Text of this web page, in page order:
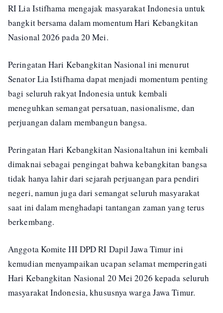
RI Lia Istifhama mengajak masyarakat Indonesia untuk
bangkit bersama dalam momentum Hari Kebangkitan
Nasional 2026 pada 20 Mei.
Peringatan Hari Kebangkitan Nasional ini menurut
Senator Lia Istifhama dapat menjadi momentum penting
bagi seluruh rakyat Indonesia untuk kembali
meneguhkan semangat persatuan, nasionalisme, dan
perjuangan dalam membangun bangsa.
Peringatan Hari Kebangkitan Nasionaltahun ini kembali
dimaknai sebagai pengingat bahwa kebangkitan bangsa
tidak hanya lahir dari sejarah perjuangan para pendiri
negeri, namun juga dari semangat seluruh masyarakat
saat ini dalam menghadapi tantangan zaman yang terus
berkembang.
Anggota Komite III DPD RI Dapil Jawa Timur ini
kemudian menyampaikan ucapan selamat memperingati
Hari Kebangkitan Nasional 20 Mei 2026 kepada seluruh
masyarakat Indonesia, khususnya warga Jawa Timur.